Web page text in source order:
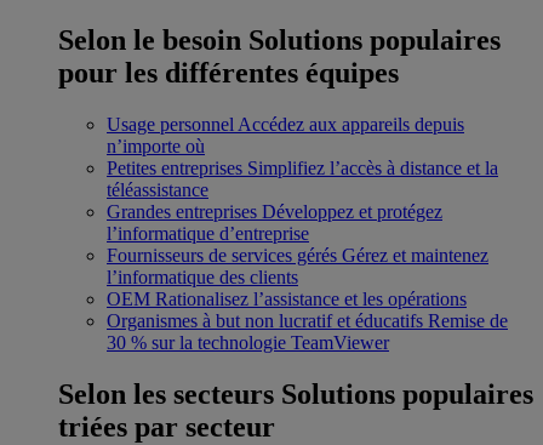
Selon le besoin Solutions populaires
pour les différentes équipes
Usage personnel Accédez aux appareils depuis
n’importe où
Petites entreprises Simplifiez l’accès à distance et la
téléassistance
Grandes entreprises Développez et protégez
l’informatique d’entreprise
Fournisseurs de services gérés Gérez et maintenez
l’informatique des clients
OEM Rationalisez l’assistance et les opérations
Organismes à but non lucratif et éducatifs Remise de
30 % sur la technologie TeamViewer
Selon les secteurs Solutions populaires
triées par secteur